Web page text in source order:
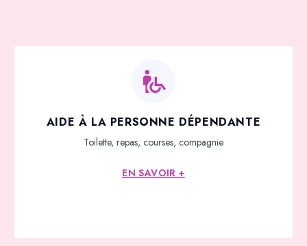
AIDE À LA PERSONNE DÉPENDANTE
Toilette, repas, courses, compagnie
EN SAVOIR +